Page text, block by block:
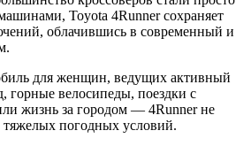
Toyota 4Runner сохраняет
облачившись в современный и
для женщин, ведущих активный
горные велосипеды, поездки с
жизнь за городом — 4Runner не
тяжелых погодных условий.